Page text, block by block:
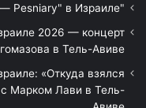
"Песняры — Pesniary" в Израиле
2026 — концерт
в Тель-Авиве
«Откуда взялся
Марком Лави в Тель-